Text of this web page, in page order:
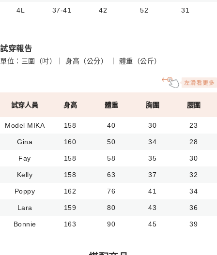
4L 37-41 42 52 31
試穿報告
單位：三圍（吋）｜ 身高（公分） ｜ 體重（公斤）
試穿人員 身高 體重 胸圍 腰圍
Model MIKA 158 40 30 23
Gina 160 50 34 28
Fay 158 58 35 30
Kelly 158 63 37 32
Poppy 162 76 41 34
Lara 159 80 43 36
Bonnie 163 90 45 39